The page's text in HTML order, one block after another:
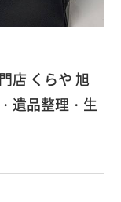
店 くらや 旭
遺品整理・生